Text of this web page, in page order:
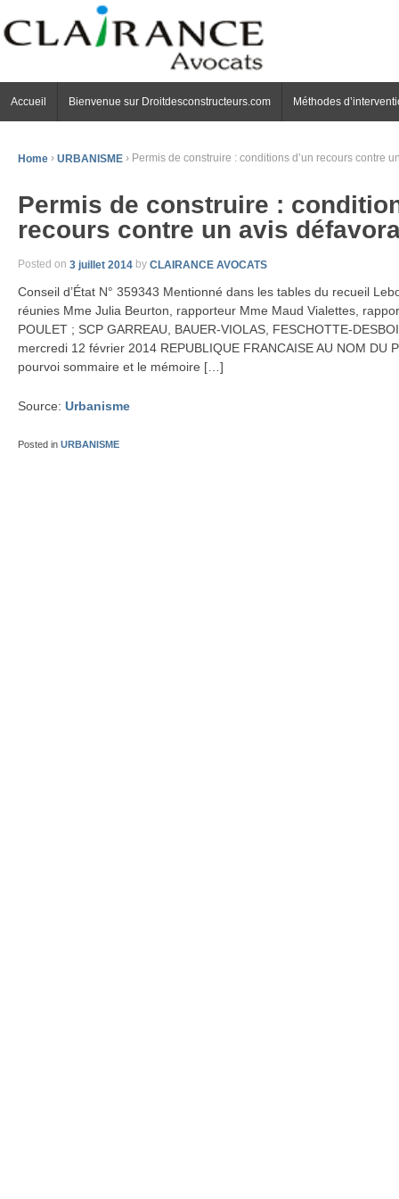
Accueil Bienvenue sur Droitdesconstructeurs.com Méthodes
Home › URBANISME › Permis de construire : conditions d’un recours contre
Permis de construire :
recours contre un avis
Posted on 3 juillet 2014 by CLAIRANCE AVOCATS
Conseil d’État N° 359343 Mentionné dans les tables du recueil
réunies Mme Julia Beurton, rapporteur Mme Maud Vialettes,
POULET ; SCP GARREAU, BAUER-VIOLAS, FESCHOTTE-
mercredi 12 février 2014 REPUBLIQUE FRANCAISE AU NOM DU
pourvoi sommaire et le mémoire […]
Source: Urbanisme
Posted in URBANISME